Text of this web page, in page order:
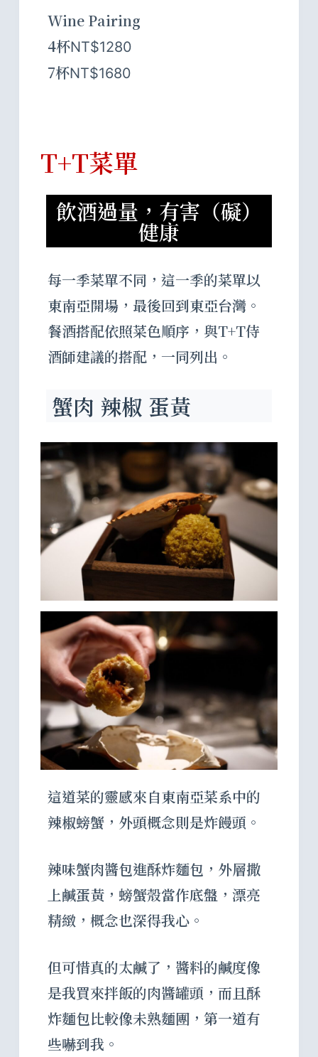
Wine Pairing
4杯NT$1280
7杯NT$1680
T+T菜單
飲酒過量，有害（礙）
健康
每一季菜單不同，這一季的菜單以
東南亞開場，最後回到東亞台灣。
餐酒搭配依照菜色順序，與T+T侍
酒師建議的搭配，一同列出。
蟹肉 辣椒 蛋黃
這道菜的靈感來自東南亞菜系中的
辣椒螃蟹，外頭概念則是炸饅頭。
辣味蟹肉醬包進酥炸麵包，外層撒
上鹹蛋黃，螃蟹殼當作底盤，漂亮
精緻，概念也深得我心。
但可惜真的太鹹了，醬料的鹹度像
是我買來拌飯的肉醬罐頭，而且酥
炸麵包比較像未熟麵團，第一道有
些嚇到我。